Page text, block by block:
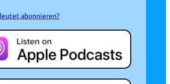
abonnieren?